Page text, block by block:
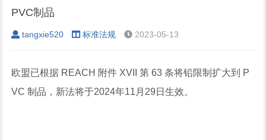
› ›
PVC制品
tangxie520 标准法规 2023-05-13
欧盟已根据 REACH 附件 XVII 第 63 条将铅限制扩大到 P
VC 制品，新法将于2024年11月29日生效。